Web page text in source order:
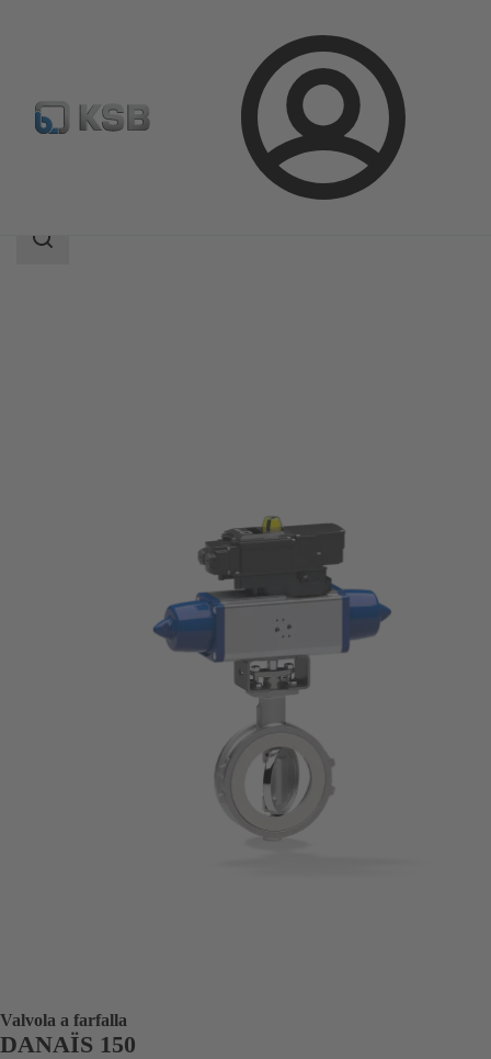
Login
DANAÏS 150
Ambito
Valvola a farfalla
DANAÏS 150